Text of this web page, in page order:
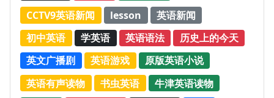
CCTV9英语新闻
lesson
英语新闻
初中英语
学英语 英语语法
历史上的今天
英文广播剧
英语游戏
原版英语小说
英语有声读物
书虫英语
牛津英语读物